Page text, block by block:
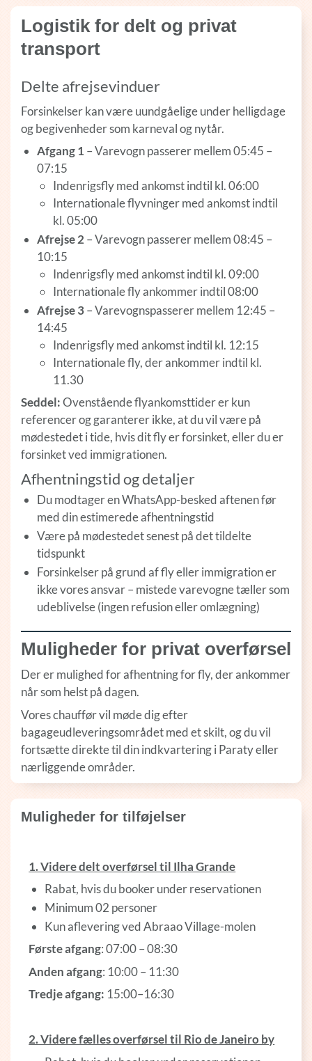
Logistik for delt og privat
transport
Delte afrejsevinduer
Forsinkelser kan være uundgåelige under helligdage
og begivenheder som karneval og nytår.
Afgang 1 – Varevogn passerer mellem 05:45 –
07:15
Indenrigsfly med ankomst indtil kl. 06:00
Internationale flyvninger med ankomst indtil
kl. 05:00
Afrejse 2 – Varevogn passerer mellem 08:45 –
10:15
Indenrigsfly med ankomst indtil kl. 09:00
Internationale fly ankommer indtil 08:00
Afrejse 3– Varevognspasserer mellem 12:45 –
14:45
Indenrigsfly med ankomst indtil kl. 12:15
Internationale fly, der ankommer indtil kl.
11.30
Seddel:Ovenstående flyankomsttider er kun
referencer og garanterer ikke, at du vil være på
mødestedet i tide, hvis dit fly er forsinket, eller du er
forsinket ved immigrationen.
Afhentningstid og detaljer
Du modtager en WhatsApp-besked aftenen før
med din estimerede afhentningstid
Være på mødestedet senest på det tildelte
tidspunkt
Forsinkelser på grund af fly eller immigration er
ikke vores ansvar – mistede varevogne tæller som
udeblivelse (ingen refusion eller omlægning)
Muligheder for privat overførsel
Der er mulighed for afhentning for fly, der ankommer
når som helst på dagen.
Vores chauffør vil møde dig efter
bagageudleveringsområdet med et skilt, og du vil
fortsætte direkte til din indkvartering i Paraty eller
nærliggende områder.
Muligheder for tilføjelser
1. Videre delt overførsel til Ilha Grande
Rabat, hvis du booker under reservationen
Minimum 02 personer
Kun aflevering ved Abraao Village-molen
Første afgang: 07:00 – 08:30
Anden afgang: 10:00 – 11:30
Tredje afgang: 15:00–16:30
2. Videre fælles overførsel til Rio de Janeiro by